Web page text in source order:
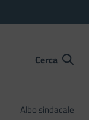
Cerca
Albo sindacale